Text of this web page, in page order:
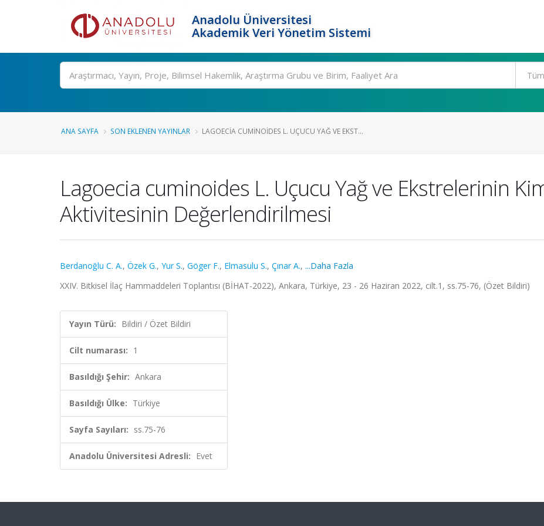
Anadolu Üniversitesi
Akademik Veri Yönetim Sistemi
Ara
ANA SAYFA SON EKLENEN YAYINLAR LAGOECIA CUMINOIDES L. UÇUCU YAĞ VE EKST...
Lagoecia cuminoides L. Uçucu Yağ ve Ekstrelerinin
Aktivitesinin Değerlendirilmesi
Berdanoğlu C. A., Özek G., Yur S., Göger F., Elmasulu S., Çınar A., ...Daha Fazla
XXIV. Bitkisel İlaç Hammaddeleri Toplantısı (BİHAT-2022), Ankara, Türkiye, 23 - 26 Haziran 2022, cilt.1, ss.75-76, (Özet Bildiri)
Yayın Türü: Bildiri / Özet Bildiri
Cilt numarası: 1
Basıldığı Şehir: Ankara
Basıldığı Ülke: Türkiye
Sayfa Sayıları: ss.75-76
Anadolu Üniversitesi Adresli: Evet